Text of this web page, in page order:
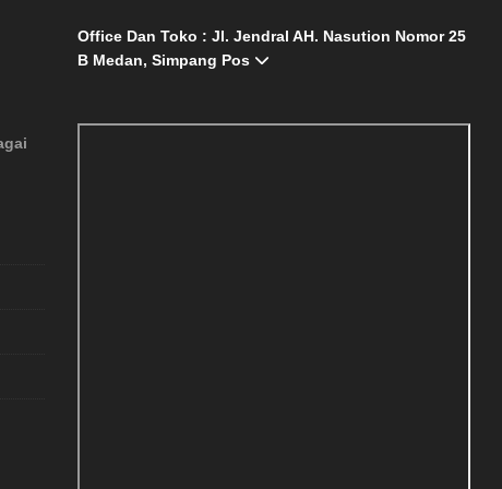
Office Dan Toko : Jl. Jendral AH. Nasution Nomor 25
B Medan, Simpang Pos